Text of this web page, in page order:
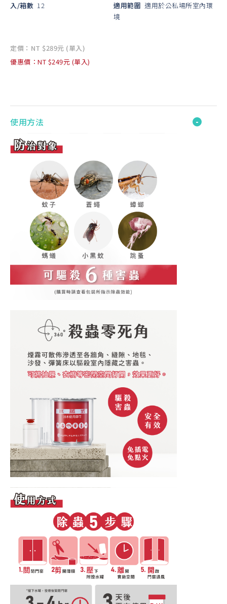
入/箱數 12
適用範圍 適用於公私場所室內環
境
定價：NT $289元 (單入)
優惠價：NT $249元 (單入)
使用方法